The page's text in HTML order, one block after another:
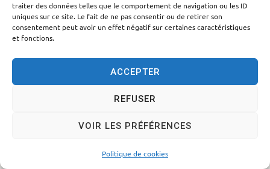
traiter des données telles que le comportement de navigation ou les ID
uniques sur ce site. Le fait de ne pas consentir ou de retirer son
consentement peut avoir un effet négatif sur certaines caractéristiques
et fonctions.
ACCEPTER
REFUSER
VOIR LES PRÉFÉRENCES
Politique de cookies